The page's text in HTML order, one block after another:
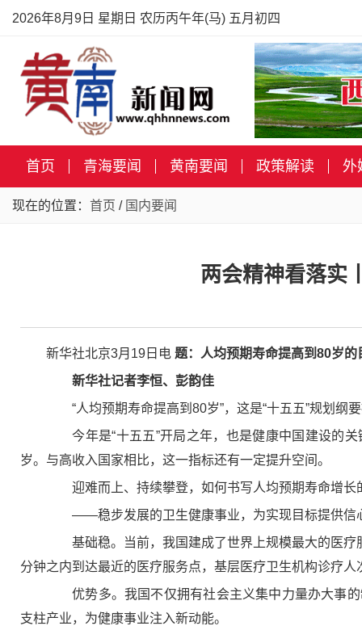
2026年8月9日 星期日 农历丙午年(马) 五月初四
首页 青海要闻 黄南要闻 政策解读 外
现在的位置： 首页 / 国内要闻
两会精神看落实
新华社北京3月19日电 题：人均预期寿命提高到80岁的
新华社记者李恒、彭韵佳
“人均预期寿命提高到80岁”，这是“十五五”规划纲
今年是“十五五”开局之年，也是健康中国建设的关
岁。与高收入国家相比，这一指标还有一定提升空间。
迎难而上、持续攀登，如何书写人均预期寿命增长
——稳步发展的卫生健康事业，为实现目标提供信
基础稳。当前，我国建成了世界上规模最大的医疗
分钟之内到达最近的医疗服务点，基层医疗卫生机构诊疗
优势多。我国不仅拥有社会主义集中力量办大事的
支柱产业，为健康事业注入新动能。